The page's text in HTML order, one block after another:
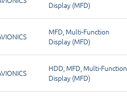
Display (MFD)
MFD, Multi-Function
Display (MFD)
HDD, MFD, Multi-Function
Display (MFD)